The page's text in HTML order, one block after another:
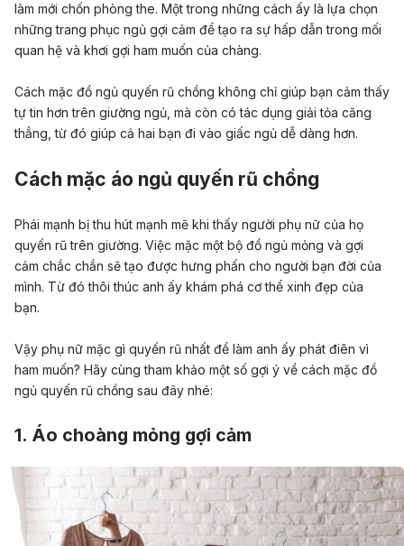
làm mới chốn phòng the. Một trong những cách ấy là lựa chọn
những trang phục ngủ gợi cảm để tạo ra sự hấp dẫn trong mối
quan hệ và khơi gợi ham muốn của chàng.
Cách mặc đồ ngủ quyến rũ chồng không chỉ giúp bạn cảm thấy
tự tin hơn trên giường ngủ, mà còn cótác dụng giải tỏa căng
thẳng , từ đó giúp cả hai bạn đi vào giấc ngủ dễ dàng hơn.
Cách mặc áo ngủ quyến rũ chồng
Phái mạnh bị thu hút mạnh mẽ khi thấy người phụ nữ của họ
quyến rũ trên giường. Việc mặc một bộ đồ ngủ mỏng và gợi
cảm chắc chắn sẽ tạo được hưng phấn cho người bạn đời của
mình. Từ đó thôi thúc anh ấy khám phá cơ thể xinh đẹp của
bạn.
Vậy phụ nữ mặc gì quyến rũ nhất để làm anh ấy phát điên vì
ham muốn? Hãy cùng tham khảo một số gợi ý về cách mặc đồ
ngủ quyến rũ chồng sau đây nhé:
1. Áo choàng mỏng gợi cảm